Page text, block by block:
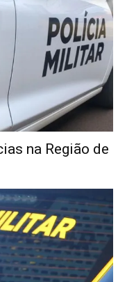
na Região de